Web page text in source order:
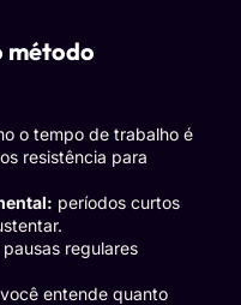
método
o tempo de trabalho é
resistência para
períodos curtos
pausas regulares
você entende quanto